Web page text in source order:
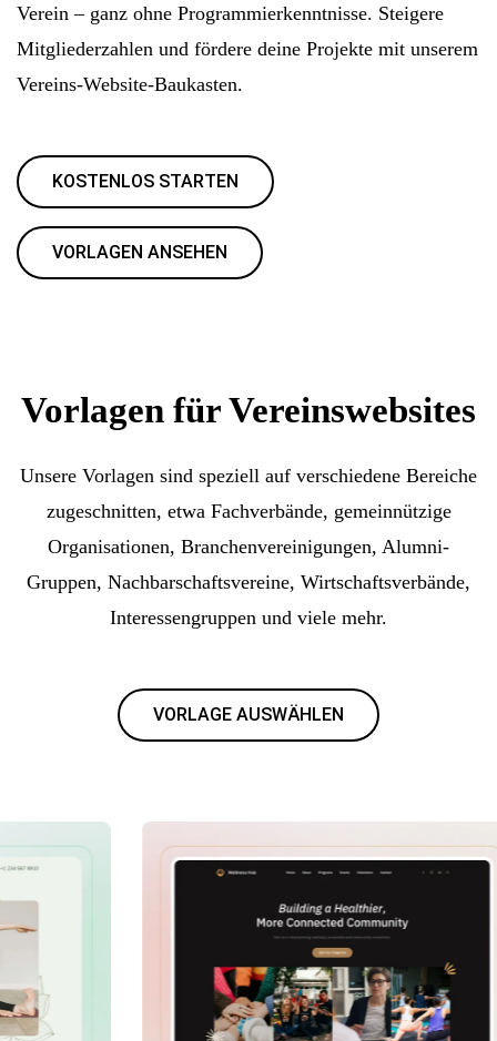
Verein – ganz ohne Programmierkenntnisse. Steigere
Mitgliederzahlen und fördere deine Projekte mit unserem
Vereins-Website-Baukasten.
KOSTENLOS STARTEN
VORLAGEN ANSEHEN
Vorlagen für Vereinswebsites
Unsere Vorlagen sind speziell auf verschiedene Bereiche
zugeschnitten, etwa Fachverbände, gemeinnützige
Organisationen, Branchenvereinigungen, Alumni-
Gruppen, Nachbarschaftsvereine, Wirtschaftsverbände,
Interessengruppen und viele mehr.
VORLAGE AUSWÄHLEN